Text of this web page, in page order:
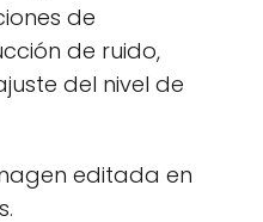
de
de ruido,
del nivel de
editada en